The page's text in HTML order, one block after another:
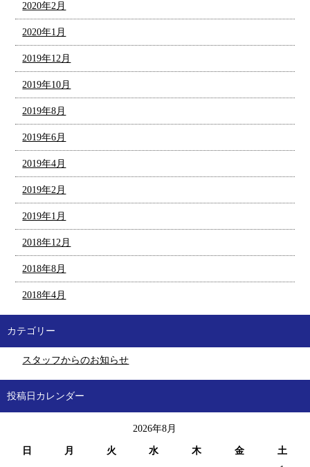
2020年2月
2020年1月
2019年12月
2019年10月
2019年8月
2019年6月
2019年4月
2019年2月
2019年1月
2018年12月
2018年8月
2018年4月
カテゴリー
スタッフからのお知らせ
投稿日カレンダー
2026年8月
日 月 火 水 木 金
土